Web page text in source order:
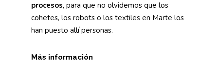
procesos, para que no olvidemos que los
cohetes, los robots o los textiles en Marte los
han puesto allí personas.
Más información